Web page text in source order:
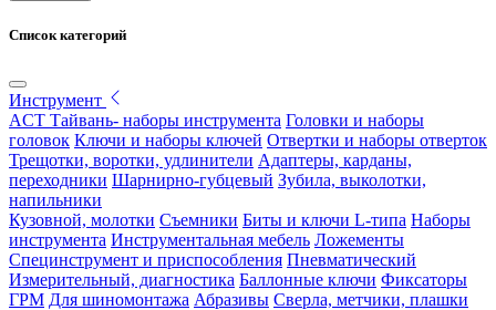
Список категорий
Инструмент
ACT Тайвань- наборы инструмента Головки и наборы
головок Ключи и наборы ключей Отвертки и наборы отверток
Трещотки, воротки, удлинители Адаптеры, карданы,
переходники Шарнирно-губцевый Зубила, выколотки,
напильники
Кузовной, молотки Съемники Биты и ключи L-типа Наборы
инструмента Инструментальная мебель Ложементы
Специнструмент и приспособления Пневматический
Измерительный, диагностика Баллонные ключи Фиксаторы
ГРМ Для шиномонтажа Абразивы Сверла, метчики, плашки